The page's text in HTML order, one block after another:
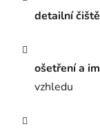
detailní
ošetření a
vzhledu